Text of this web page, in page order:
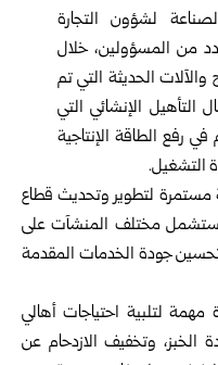
لشؤون التجارة
‏من المسؤولين، خلال
والآلات الحديثة التي تم
التأهيل الإنشائي التي
رفع الطاقة الإنتاجية
التشغيل.
لتطوير وتحديث قطاع
ستشمل مختلف المنشآت على
جودة الخدمات المقدمة
لتلبية احتياجات أهالي
الخبز، وتخفيف الازدحام عن